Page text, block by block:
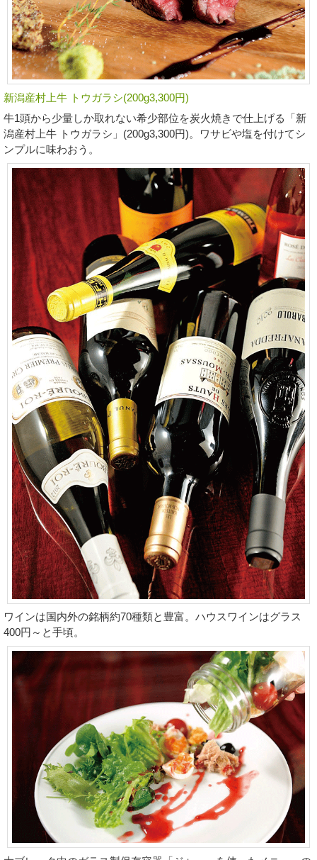
新潟産村上牛 トウガラシ(200g3,300円)
牛1頭から少量しか取れない希少部位を炭火焼きで仕上げる「新
潟産村上牛 トウガラシ」(200g3,300円)。ワサビや塩を付けてシ
ンプルに味わおう。
ワインは国内外の銘柄約70種類と豊富。ハウスワインはグラス
400円～と手頃。